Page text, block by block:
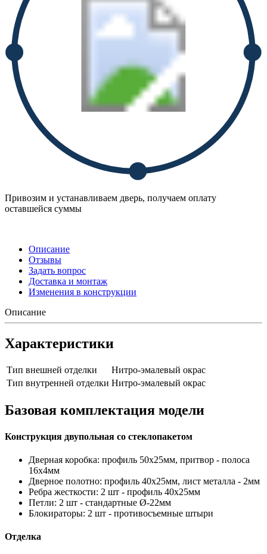
Привозим и устанавливаем дверь, получаем оплату
оставшейся суммы
Описание
Отзывы
Задать вопрос
Доставка и монтаж
Изменения в конструкции
Описание
Характеристики
Тип внешней отделки
Нитро-эмалевый окрас
Тип внутренней отделки Нитро-эмалевый окрас
Базовая комплектация модели
Конструкция двупольная со стеклопакетом
Дверная коробка: профиль 50х25мм, притвор - полоса
16х4мм
Дверное полотно: профиль 40х25мм, лист металла - 2мм
Ребра жесткости: 2 шт - профиль 40х25мм
Петли: 2 шт - стандартные Ø-22мм
Блокираторы: 2 шт - противосъемные штыри
Отделка